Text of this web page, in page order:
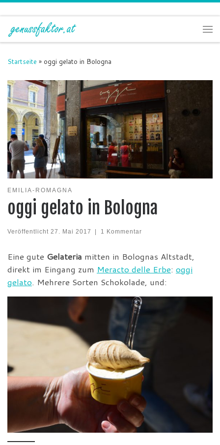
Zum Inhalt springen
Startseite » oggi gelato in Bologna
EMILIA-ROMAGNA
oggi gelato in Bologna
Veröffentlicht 27. Mai 2017 | 1 Kommentar
Eine gute Gelateria mitten in Bolognas Altstadt,
direkt im Eingang zum Meracto delle Erbe: oggi
gelato. Mehrere Sorten Schokolade, und: